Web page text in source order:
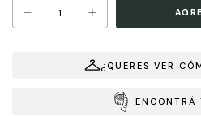
¿QUERES VER
ENCONTRÁ